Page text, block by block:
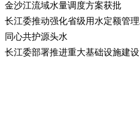
金沙江流域水量调度方案获批
长江委推动强化省级用水定额管
同心共护源头水
长江委部署推进重大基础设施建设